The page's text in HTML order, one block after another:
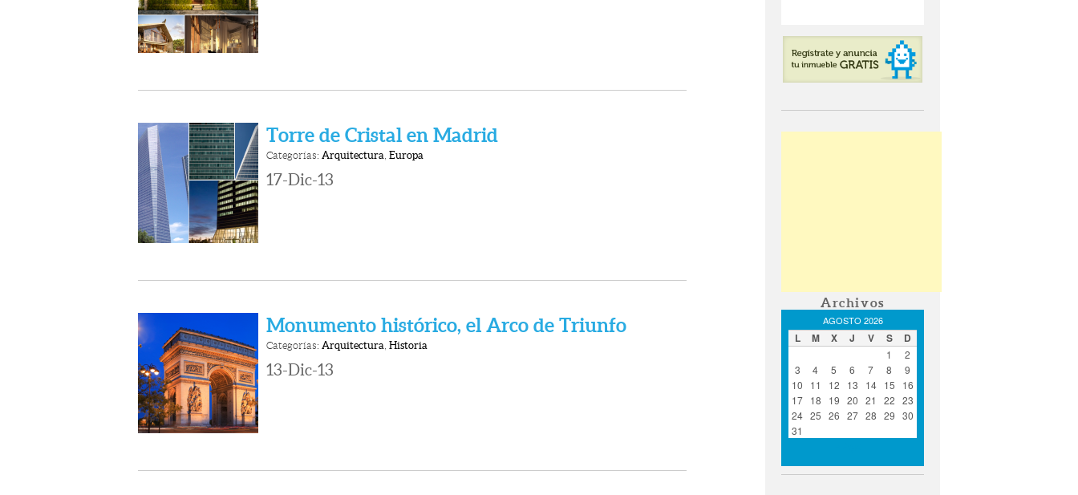
Torre de Cristal en Madrid
Categorías: Arquitectura, Europa
17-Dic-13
Monumento histórico, el Arco de Triunfo
Categorías: Arquitectura, Historia
13-Dic-13
Archivos
AGOSTO 2026
L M X J V S D
1
2
3
4 5 6 7 8
9
10
11 12 13 14 15
16
17 18 19 20 21 22 23
24 25 26 27 28 29 30
31